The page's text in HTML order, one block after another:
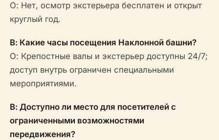
О: Нет, осмотр экстерьера бесплатен и открыт
круглый год.
В: Какие часы посещения Наклонной башни?
О: Крепостные валы и экстерьер доступны 24/7;
доступ внутрь ограничен специальными
мероприятиями.
В: Доступно ли место для посетителей с
ограниченными возможностями
передвижения?